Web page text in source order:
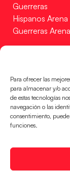
Para ofrecer las
para almacenar y/o
de estas tecnologías
navegación o las
consentimiento,
funciones.
Guerreras
Hispanos Arena
Guerreras Arena
Incidencias